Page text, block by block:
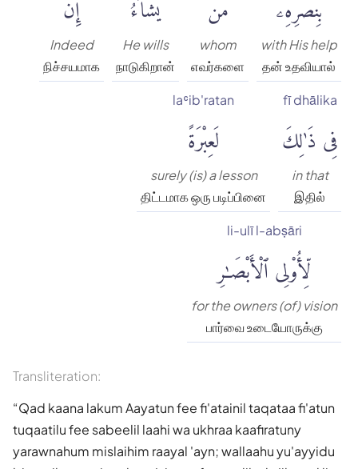
with His help
தன் உதவியால்
whom
எவர்களை
He wills
நாடுகிறான்
Indeed
நிச்சயமாக
fī dhālika
فِى ذَٰلِكَ
in that
இதில்
laʿib'ratan
لَعِبْرَةً
surely (is) a lesson
திட்டமாக ஒரு படிப்பினை
li-ulī l-abṣāri
لِّأُو۟لِى ٱلْأَبْصَٰرِ
for the owners (of) vision
பார்வை உடையோருக்கு
Transliteration:
Qad kaana lakum Aayatun fee fi'atainil taqataa fi'atun
tuqaatilu fee sabeelil laahi wa ukhraa kaafiratuny
yarawnahum mislaihim raayal 'ayn; wallaahu yu'ayyidu